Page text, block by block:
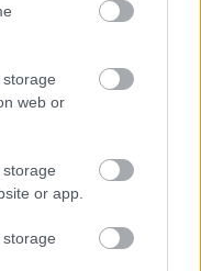
web or
or app.
azt én
a kormánynak,
meg egy
a pályázatom és
Csak ezt lehet.
már ezt,
hogy akik most
pályáztak volna?
adja be a